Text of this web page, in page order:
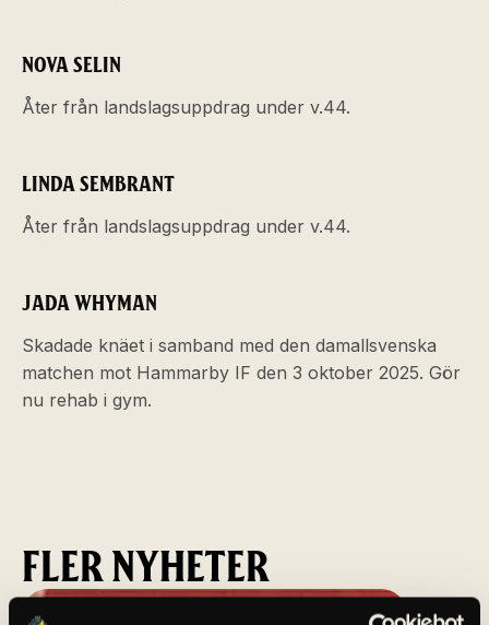
NOVA SELIN
Åter från landslagsuppdrag under v.44.
LINDA SEMBRANT
Åter från landslagsuppdrag under v.44.
JADA WHYMAN
Skadade knäet i samband med den damallsvenska
matchen mot Hammarby IF den 3 oktober 2025. Gör
nu rehab i gym.
FLER NYHETER